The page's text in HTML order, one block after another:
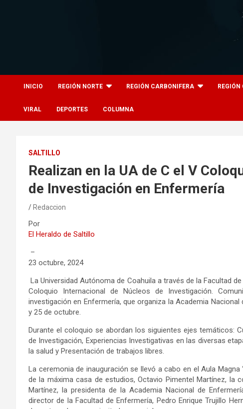
INICIO REGIÓN NORTE REGIÓN CARBONIFERA REGIÓN
VIRAL DEPORTES COLUMNA
SALTILLO
Realizan en la UA de C el V
de Investigación en Enfermería
Redaccion
Por
El Heraldo de Saltillo
–
23 octubre, 2024
La Universidad Autónoma de Coahuila a través de la Facultad
Coloquio Internacional de Núcleos de Investigación.
investigación en Enfermería, que organiza la Academia
y 25 de octubre.
Durante el coloquio se abordan los siguientes ejes temáticos:
de Investigación, Experiencias Investigativas en las diversas
la salud y Presentación de trabajos libres.
La ceremonia de inauguración se llevó a cabo en el Aula
de la máxima casa de estudios, Octavio Pimentel Martínez, la
Martínez, la presidenta de la Academia Nacional de
director de la Facultad de Enfermería, Pedro Enrique Trujillo